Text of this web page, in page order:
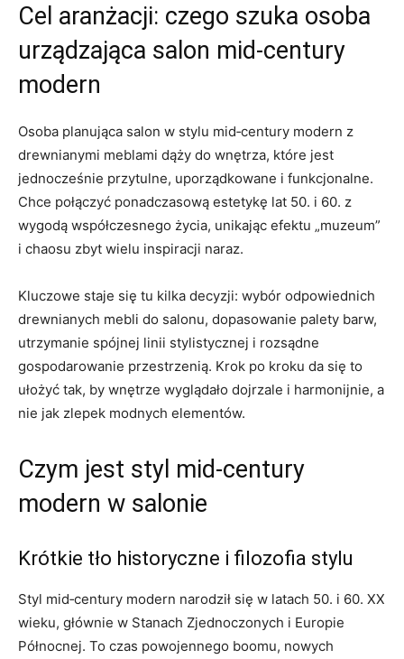
Cel aranżacji: czego szuka osoba
urządzająca salon mid‑century
modern
Osoba planująca salon w stylu mid‑century modern z
drewnianymi meblami dąży do wnętrza, które jest
jednocześnie przytulne, uporządkowane i funkcjonalne.
Chce połączyć ponadczasową estetykę lat 50. i 60. z
wygodą współczesnego życia, unikając efektu „muzeum”
i chaosu zbyt wielu inspiracji naraz.
Kluczowe staje się tu kilka decyzji: wybór odpowiednich
drewnianych mebli do salonu, dopasowanie palety barw,
utrzymanie spójnej linii stylistycznej i rozsądne
gospodarowanie przestrzenią. Krok po kroku da się to
ułożyć tak, by wnętrze wyglądało dojrzale i harmonijnie, a
nie jak zlepek modnych elementów.
Czym jest styl mid‑century
modern w salonie
Krótkie tło historyczne i filozofia stylu
Styl mid‑century modern narodził się w latach 50. i 60. XX
wieku, głównie w Stanach Zjednoczonych i Europie
Północnej. To czas powojennego boomu, nowych